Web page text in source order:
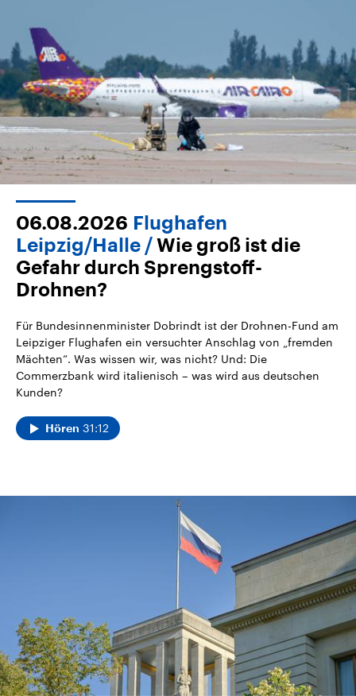
06.08.2026 Flughafen
Leipzig/Halle
Wie groß ist die
Gefahr durch Sprengstoff-
Drohnen?
Für Bundesinnenminister Dobrindt ist der Drohnen-Fund am
Leipziger Flughafen ein versuchter Anschlag von „fremden
Mächten“. Was wissen wir, was nicht? Und: Die
Commerzbank wird italienisch – was wird aus deutschen
Kunden?
Hören 31:12